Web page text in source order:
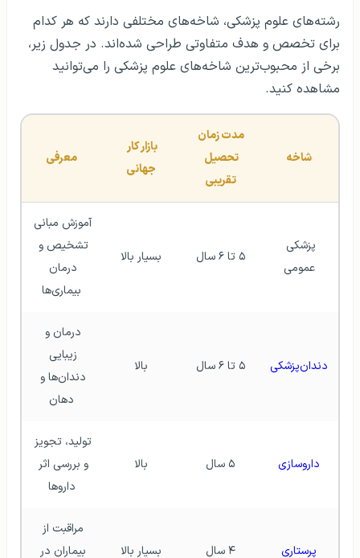
رشته‌های علوم پزشکی، شاخه‌های مختلفی دارند که هر کدام
برای تخصص و هدف متفاوتی طراحی شده‌اند. در جدول زیر،
برخی از محبوب‌ترین شاخه‌های علوم پزشکی را می‌توانید
مشاهده کنید.
شاخه
تقریبی
جهانی
معرفی
عمومی
۵ تا ۶ سال بسیار بالا
بیماری‌ها
دندان‌پزشکی ۵ تا ۶ سال بالا
دهان
داروسازی ۵ سال بالا
داروها
پرستاری ۴ سال بسیار بالا